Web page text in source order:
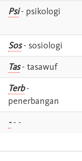
Psi- psikologi
Sos- sosiologi
Tas- tasawuf
Terb-
penerbangan
-- -